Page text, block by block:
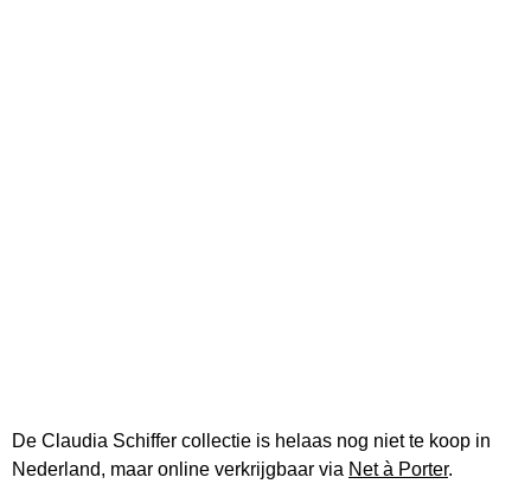
De Claudia Schiffer collectie is helaas nog niet te koop in
Nederland, maar online verkrijgbaar via Net à Porter.